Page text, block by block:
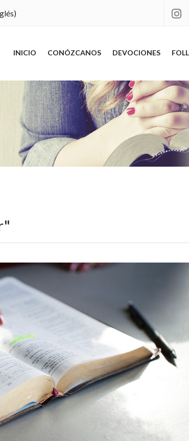

INICIO CONÓZCANOS DEVOCIONES
"